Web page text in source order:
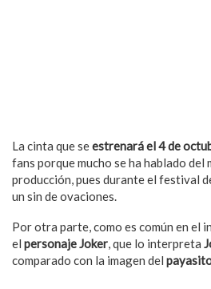
La cinta que seestrenará el 4 de
fans porque mucho se ha hablado
producción, pues durante el festival
un sin de ovaciones.
Por otra parte, como es común en el
el personaje Joker, que lo interpreta
comparado con la imagen del